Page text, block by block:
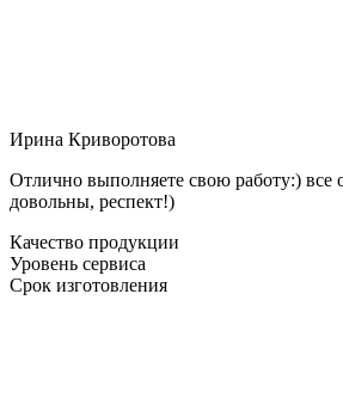
Ирина Криворотова
Отлично выполняете свою работу:) все
довольны, респект!)
Качество продукции
Уровень сервиса
Срок изготовления